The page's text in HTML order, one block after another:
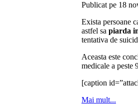
Publicat pe 18
Exista persoane
astfel sa piarda
tentativa de
Aceasta este
medicale a peste
[caption
Mai mult...